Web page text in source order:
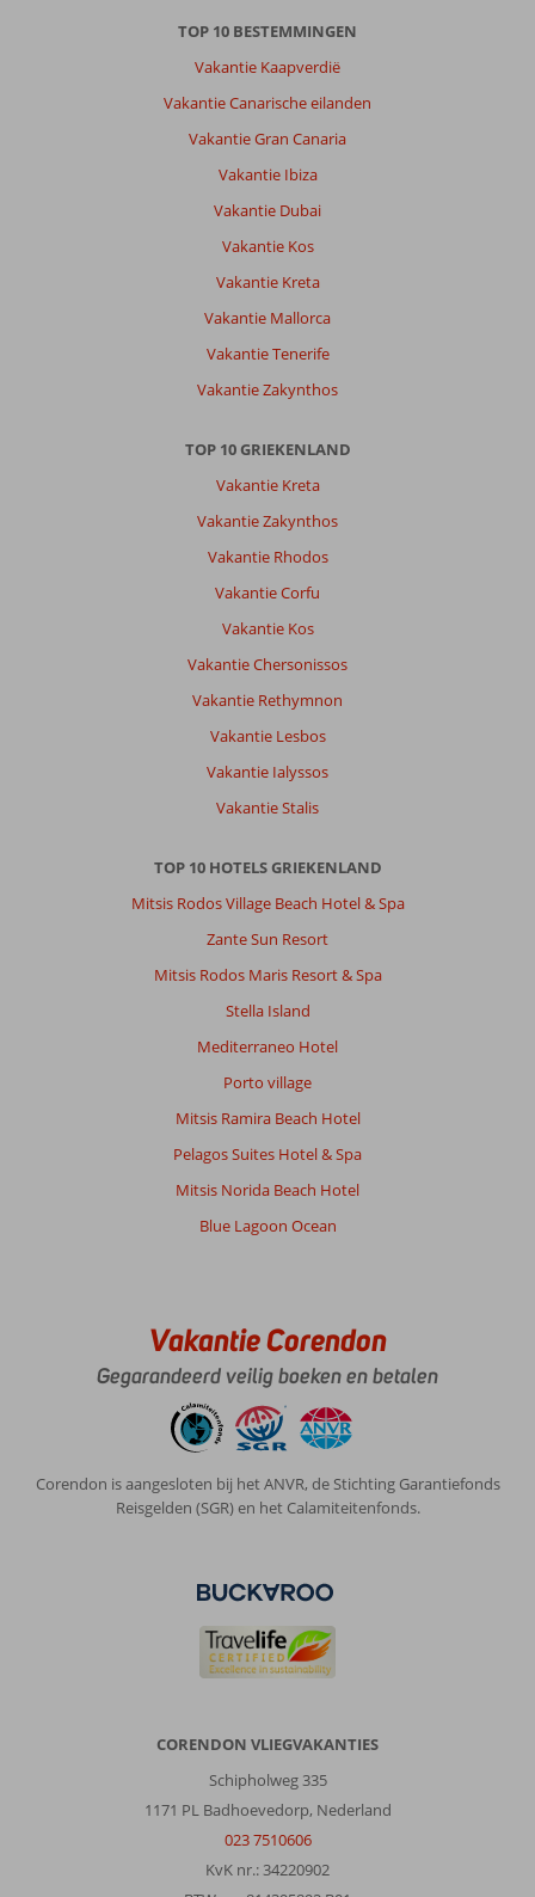
TOP 10 BESTEMMINGEN
Vakantie Kaapverdië
Vakantie Canarische eilanden
Vakantie Gran Canaria
Vakantie Ibiza
Vakantie Dubai
Vakantie Kos
Vakantie Kreta
Vakantie Mallorca
Vakantie Tenerife
Vakantie Zakynthos
TOP 10 GRIEKENLAND
Vakantie Kreta
Vakantie Zakynthos
Vakantie Rhodos
Vakantie Corfu
Vakantie Kos
Vakantie Chersonissos
Vakantie Rethymnon
Vakantie Lesbos
Vakantie Ialyssos
Vakantie Stalis
TOP 10 HOTELS GRIEKENLAND
Mitsis Rodos Village Beach Hotel & Spa
Zante Sun Resort
Mitsis Rodos Maris Resort & Spa
Stella Island
Mediterraneo Hotel
Porto village
Mitsis Ramira Beach Hotel
Pelagos Suites Hotel & Spa
Mitsis Norida Beach Hotel
Blue Lagoon Ocean
Vakantie Corendon
Gegarandeerd veilig boeken en betalen
Corendon is aangesloten bij het ANVR, de Stichting Garantiefonds
Reisgelden (SGR) en het Calamiteitenfonds.
CORENDON VLIEGVAKANTIES
Schipholweg 335
1171 PL Badhoevedorp, Nederland
023 7510606
KvK nr.: 34220902